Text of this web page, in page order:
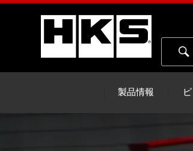
製品情報